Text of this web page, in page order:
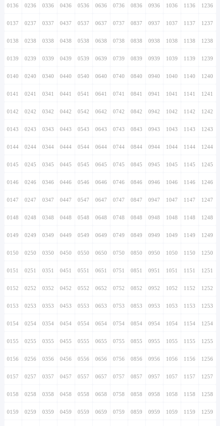
0136 0236 0336 0436 0536 0636 0736 0836 0936 1036 1136 1236
0137 0237 0337 0437 0537 0637 0737 0837 0937 1037 1137 1237
0138 0238 0338 0438 0538 0638 0738 0838 0938 1038 1138 1238
0139 0239 0339 0439 0539 0639 0739 0839 0939 1039 1139 1239
0140 0240 0340 0440 0540 0640 0740 0840 0940 1040 1140 1240
0141 0241 0341 0441 0541 0641 0741 0841 0941 1041 1141 1241
0142 0242 0342 0442 0542 0642 0742 0842 0942 1042 1142 1242
0143 0243 0343 0443 0543 0643 0743 0843 0943 1043 1143 1243
0144 0244 0344 0444 0544 0644 0744 0844 0944 1044 1144 1244
0145 0245 0345 0445 0545 0645 0745 0845 0945 1045 1145 1245
0146 0246 0346 0446 0546 0646 0746 0846 0946 1046 1146 1246
0147 0247 0347 0447 0547 0647 0747 0847 0947 1047 1147 1247
0148 0248 0348 0448 0548 0648 0748 0848 0948 1048 1148 1248
0149 0249 0349 0449 0549 0649 0749 0849 0949 1049 1149 1249
0150 0250 0350 0450 0550 0650 0750 0850 0950 1050 1150 1250
0151 0251 0351 0451 0551 0651 0751 0851 0951 1051 1151 1251
0152 0252 0352 0452 0552 0652 0752 0852 0952 1052 1152 1252
0153 0253 0353 0453 0553 0653 0753 0853 0953 1053 1153 1253
0154 0254 0354 0454 0554 0654 0754 0854 0954 1054 1154 1254
0155 0255 0355 0455 0555 0655 0755 0855 0955 1055 1155 1255
0156 0256 0356 0456 0556 0656 0756 0856 0956 1056 1156 1256
0157 0257 0357 0457 0557 0657 0757 0857 0957 1057 1157 1257
0158 0258 0358 0458 0558 0658 0758 0858 0958 1058 1158 1258
0159 0259 0359 0459 0559 0659 0759 0859 0959 1059 1159 1259